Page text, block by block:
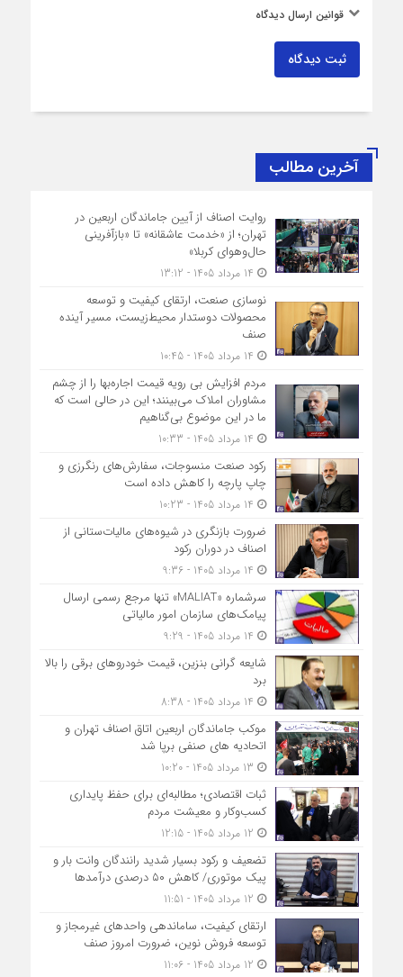
قوانین ارسال دیدگاه
ثبت دیدگاه
آخرین مطالب
روایت اصناف از آیین جاماندگان اربعین در
تهران؛ از «خدمت عاشقانه» تا «بازآفرینی
حال‌وهوای کربلا»
نوسازی صنعت، ارتقای کیفیت و توسعه
محصولات دوستدار محیط‌زیست، مسیر آینده
صنف
مردم افزایش بی رویه قیمت اجاره‌بها را از چشم
مشاوران املاک می‌بینند؛ این در حالی است که
ما در این موضوع بی‌گناهیم
رکود صنعت منسوجات، سفارش‌های رنگرزی و
چاپ پارچه را کاهش داده است
ضرورت بازنگری در شیوه‌های مالیات‌ستانی از
اصناف در دوران رکود
سرشماره «MALIAT» تنها مرجع رسمی ارسال
پیامک‌های سازمان امور مالیاتی
شایعه گرانی بنزین، قیمت خودروهای برقی را بالا
برد
موکب جاماندگان اربعین اتاق اصناف تهران و
اتحادیه های صنفی برپا شد
ثبات اقتصادی؛ مطالبه‌ای برای حفظ پایداری
کسب‌وکار و معیشت مردم
تضعیف و رکود بسیار شدید رانندگان وانت بار و
پیک موتوری/ کاهش ۵۰ درصدی درآمدها
ارتقای کیفیت، ساماندهی واحدهای غیرمجاز و
توسعه فروش نوین، ضرورت امروز صنف